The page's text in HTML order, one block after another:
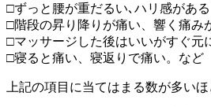
□ずっと腰が重だるい､ハリ感がある
□階段の昇り降りが痛い、響く痛み
□マッサージした後はいいがすぐ元
□寝ると痛い、寝返りで痛い。など
上記の項目に当てはまる数が多い